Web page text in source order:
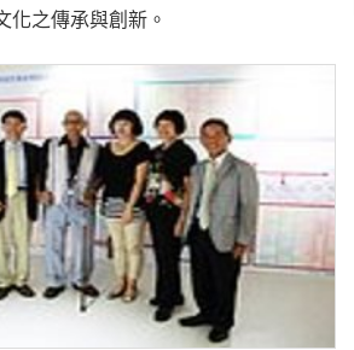
化之傳承與創新。